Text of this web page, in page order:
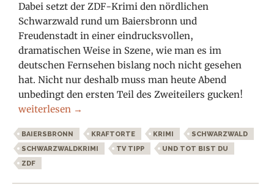
Dabei setzt der ZDF-Krimi den nördlichen
Schwarzwald rund um Baiersbronn und
Freudenstadt in einer eindrucksvollen,
dramatischen Weise in Szene, wie man es im
deutschen Fernsehen bislang noch nicht gesehen
hat. Nicht nur deshalb muss man heute Abend
unbedingt den ersten Teil des Zweiteilers gucken!
TV-Tipp: Schwarzwald-Krimi Und tot bist du!
weiterlesen →
BAIERSBRONN KRAFTORTE KRIMI
SCHWARZWALD
SCHWARZWALDKRIMI
TV TIPP
UND TOT BIST DU
ZDF